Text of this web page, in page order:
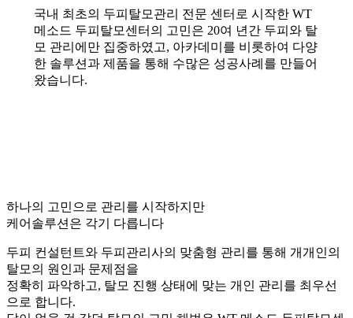
국내 최초의 두피탈모관리 전문 센터로 시작한 WT
메소드 두피탈모센터의 고민은 20여 년간 두피와 탈
모 관리에만 집중하였고, 아카데미를 비롯하여 다양
한 솔루션과 제품을 통해 수많은 성공사례를 만들어
왔습니다.
하나의 고민으로 관리를 시작하지만
케어솔루션은 각기 다릅니다
두피 컨설턴트와 두피관리사의 맞춤형 관리를 통해 개개인의
탈모의 원인과 문제점을
정확히 파악하고, 탈모 진행 상태에 맞는 개인 관리를 최우선
으로 합니다.